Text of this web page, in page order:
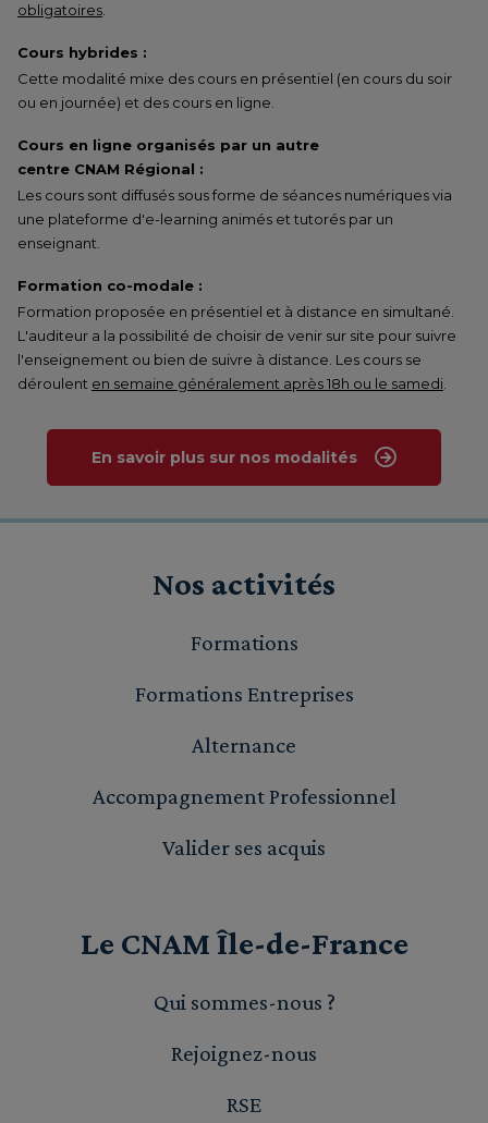
obligatoires
Cours hybrides :
Cette modalité mixe des cours en présentiel (en cours du soir
ou en journée) et des cours en ligne.
Cours en ligne organisés par un autre
centre CNAM Régional :
Les cours sont diffusés sous forme de séances numériques via
une plateforme d'e-learning animés et tutorés par un
enseignant.
Formation co-modale :
Formation proposée en présentiel et à distance en simultané.
L'auditeur a la possibilité de choisir de venir sur site pour suivre
l'enseignement ou bien de suivre à distance. Les cours se
déroulent en semaine généralement après 18h ou le samedi
En savoir plus sur nos modalités
Nos activités
Formations
Formations Entreprises
Alternance
Accompagnement Professionnel
Valider ses acquis
Le CNAM Île-de-France
Qui sommes-nous ?
Rejoignez-nous
RSE